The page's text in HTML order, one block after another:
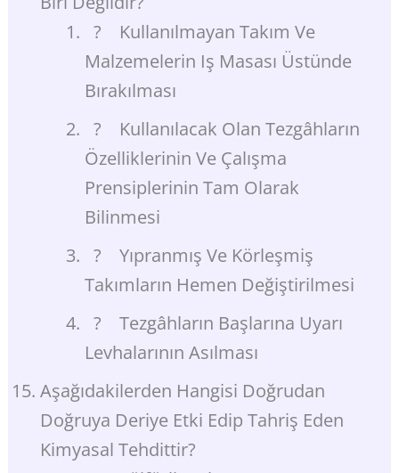
? Kullanılmayan Takım Ve
Malzemelerin Iş Masası Üstünde
Bırakılması
? Kullanılacak Olan Tezgâhların
Özelliklerinin Ve Çalışma
Prensiplerinin Tam Olarak
Bilinmesi
? Yıpranmış Ve Körleşmiş
Takımların Hemen Değiştirilmesi
? Tezgâhların Başlarına Uyarı
Levhalarının Asılması
Aşağıdakilerden Hangisi Doğrudan
Doğruya Deriye Etki Edip Tahriş Eden
Kimyasal Tehdittir?